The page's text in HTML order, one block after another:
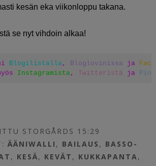
kesän eka viikonloppu takana.
se nyt vihdoin alkaa!
Blogilistalla, Bloglovinissa ja
Instagramista, Twitteristä ja
STORGÅRDS 15:29
ÄÄNIWALLI , BAILAUS , BASSO-
, KESÄ, KEVÄT , KUKKAPANTA ,